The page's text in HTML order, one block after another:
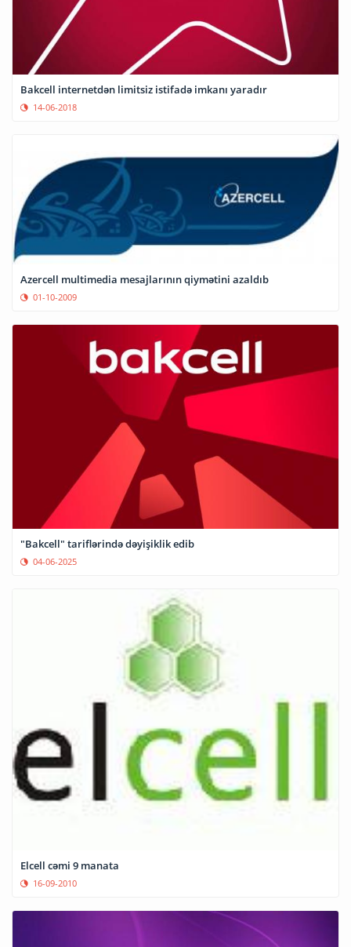
Bakcell internetdən limitsiz istifadə imkanı yaradır
14-06-2018
Azercell multimedia mesajlarının qiymətini azaldıb
01-10-2009
"Bakcell" tariflərində dəyişiklik edib
04-06-2025
Elcell cəmi 9 manata
16-09-2010